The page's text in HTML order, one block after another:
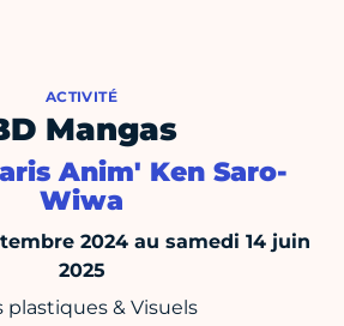
ACTIVITÉ
Mangas
Anim' Ken Saro-
Wiwa
2024 au samedi 14 juin
2025
plastiques & Visuels